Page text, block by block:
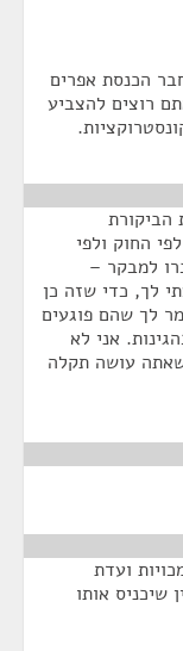
הכנסת אפרים
רוצים להצביע
הביקורת
החוק ולפי
למבקר –
לך, כדי שזה כן
לך שהם פוגעים
אני לא
עושה תקלה
ועדת
שיכניס אותו